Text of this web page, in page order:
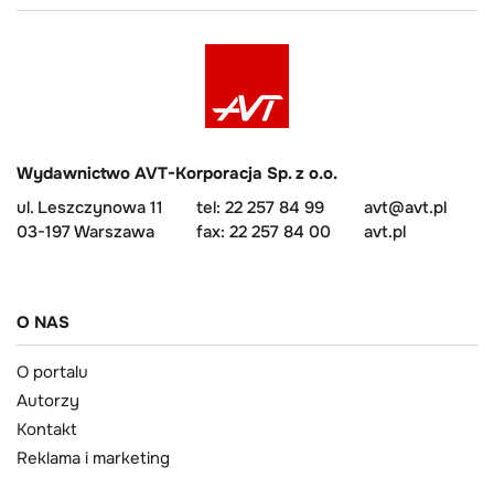
Wydawnictwo AVT-Korporacja Sp. z o.o.
ul. Leszczynowa 11
03-197 Warszawa
tel: 22 257 84 99
fax: 22 257 84 00
avt@avt.pl
avt.pl
O NAS
O portalu
Autorzy
Kontakt
Reklama i marketing